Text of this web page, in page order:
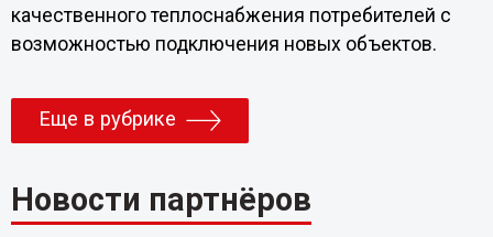
качественного теплоснабжения потребителей с
возможностью подключения новых объектов.
Еще в рубрике
Новости партнёров